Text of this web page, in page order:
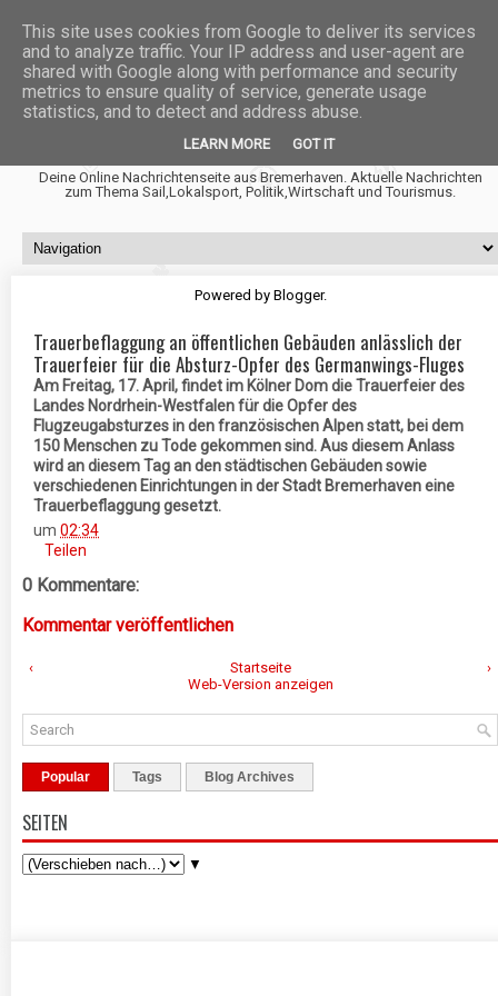
Fischtown News
Deine Online Nachrichtenseite aus Bremerhaven. Aktuelle Nachrichten
zum Thema Sail,Lokalsport, Politik,Wirtschaft und Tourismus.
Powered by Blogger.
Trauerbeflaggung an öffentlichen Gebäuden anlässlich der
Trauerfeier für die Absturz-Opfer des Germanwings-Fluges
Am Freitag, 17. April, findet im Kölner Dom die Trauerfeier des
Landes Nordrhein-Westfalen für die Opfer des
Flugzeugabsturzes in den französischen Alpen statt, bei dem
150 Menschen zu Tode gekommen sind. Aus diesem Anlass
wird an diesem Tag an den städtischen Gebäuden sowie
verschiedenen Einrichtungen in der Stadt Bremerhaven eine
Trauerbeflaggung gesetzt.
um 02:34
Teilen
0 Kommentare:
Kommentar veröffentlichen
‹ ›
Startseite
Web-Version anzeigen
Popular Tags Blog Archives
SEITEN
▼
This site uses cookies from Google to deliver its services
and to analyze traffic. Your IP address and user-agent are
shared with Google along with performance and security
metrics to ensure quality of service, generate usage
statistics, and to detect and address abuse.
LEARN MORE GOT IT